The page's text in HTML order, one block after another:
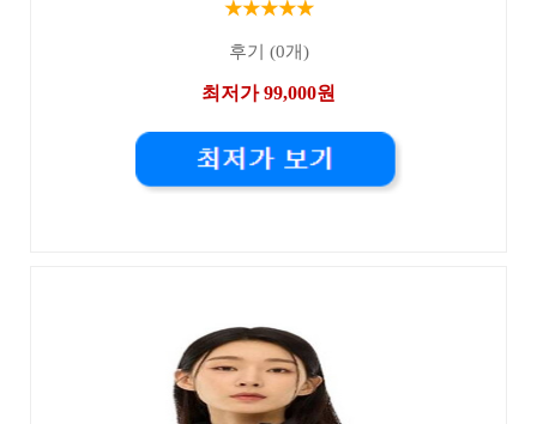
★★★★★
후기 (0개)
최저가 99,000원